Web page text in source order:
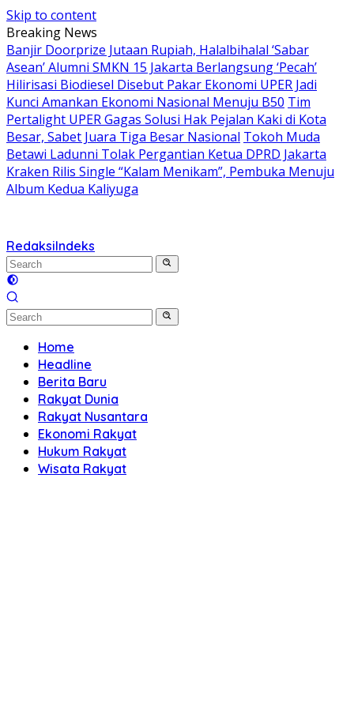
Skip to content
Breaking News
Banjir Doorprize Jutaan Rupiah, Halalbihalal ‘Sabar
Asean’ Alumni SMKN 15 Jakarta Berlangsung ‘Pecah’
Hilirisasi Biodiesel Disebut Pakar Ekonomi UPER Jadi
Kunci Amankan Ekonomi Nasional Menuju B50 Tim
Pertalight UPER Gagas Solusi Hak Pejalan Kaki di Kota
Besar, Sabet Juara Tiga Besar Nasional Tokoh Muda
Betawi Ladunni Tolak Pergantian Ketua DPRD Jakarta
Kraken Rilis Single “Kalam Menikam”, Pembuka Menuju
Album Kedua Kaliyuga
RedaksiIndeks
Home
Headline
Berita Baru
Rakyat Dunia
Rakyat Nusantara
Ekonomi Rakyat
Hukum Rakyat
Wisata Rakyat